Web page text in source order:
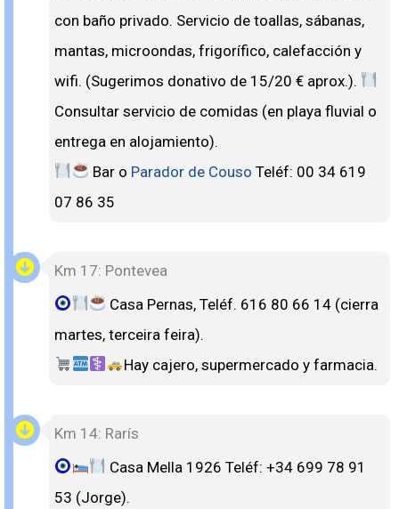
con baño privado. Servicio de toallas, sábanas,
mantas, microondas, frigorífico, calefacción y
wifi. (Sugerimos donativo de 15/20 € aprox.).
Consultar servicio de comidas (en playa fluvial o
entrega en alojamiento).
Bar o Parador de Couso Teléf: 00 34 619
07 86 35
Km 17: Pontevea
Casa Pernas, Teléf. 616 80 66 14 (cierra
martes, terceira feira).
Hay cajero, supermercado y farmacia.
Km 14: Rarís
Casa Mella 1926 Teléf: +34 699 78 91
53 (Jorge).